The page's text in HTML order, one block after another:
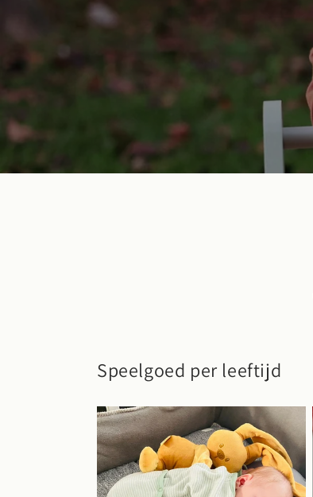
Speelgoed per leeftijd